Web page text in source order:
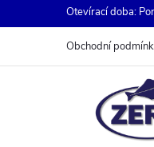
na
Otevírací doba:
Obchodní